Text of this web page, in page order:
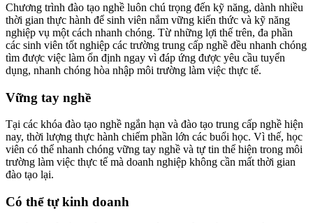
Chương trình đào tạo nghề luôn chú trọng đến kỹ năng, dành nhiều
thời gian thực hành để sinh viên nắm vững kiến thức và kỹ năng
nghiệp vụ một cách nhanh chóng. Từ những lợi thế trên, đa phần
các sinh viên tốt nghiệp các trường trung cấp nghề đều nhanh chóng
tìm được việc làm ổn định ngay vì đáp ứng được yêu cầu tuyển
dụng, nhanh chóng hòa nhập môi trường làm việc thực tế.
Vững tay nghề
Tại các khóa đào tạo nghề ngắn hạn và đào tạo trung cấp nghề hiện
nay, thời lượng thực hành chiếm phần lớn các buổi học. Vì thế, học
viên có thể nhanh chóng vững tay nghề và tự tin thể hiện trong môi
trường làm việc thực tế mà doanh nghiệp không cần mất thời gian
đào tạo lại.
Có thể tự kinh doanh